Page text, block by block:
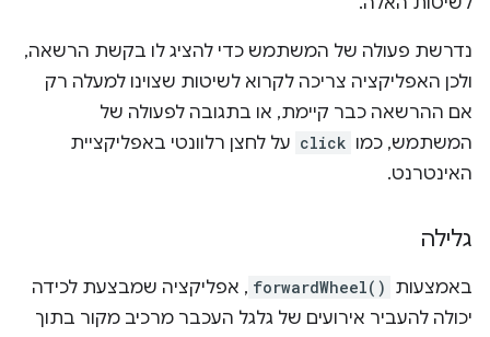
נדרשת פעולה של המשתמש כדי להציג לו בקשת הרשאה,
ולכן האפליקציה צריכה לקרוא לשיטות שצוינו למעלה רק
אם ההרשאה כבר קיימת, או בתגובה לפעולה של
המשתמש, כמו click על לחצן רלוונטי באפליקציית
האינטרנט.
גלילה
באמצעות forwardWheel() , אפליקציה שמבצעת לכידה
יכולה להעביר אירועים של גלגל העכבר מרכיב מקור בתוך